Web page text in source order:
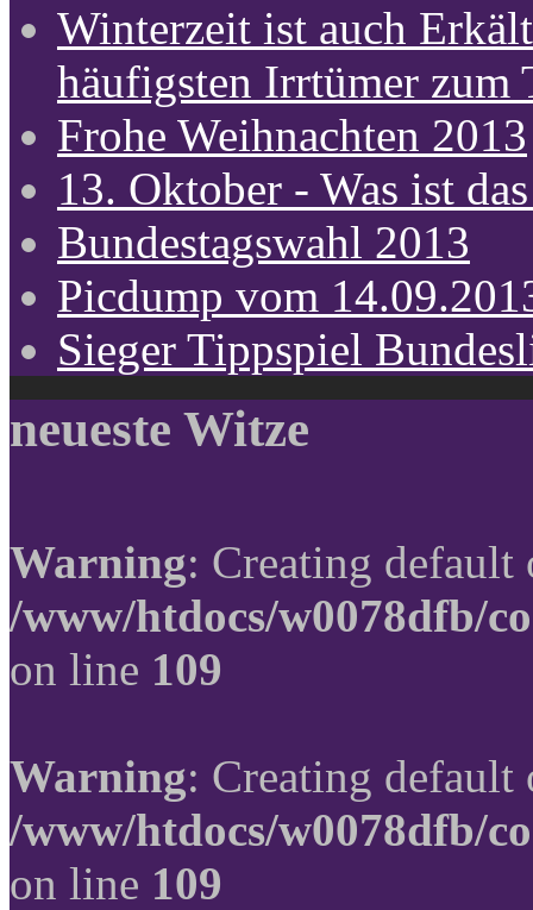
Winterzeit ist auch
häufigsten Irrtümer zum
Frohe Weihnachten 2013
13. Oktober - Was ist
Bundestagswahl 2013
Picdump vom
Sieger Tippspiel
neueste Witze
Warning: Creating
/www/htdocs/w0078dfb/
on line 109
Warning: Creating
/www/htdocs/w0078dfb/
on line 109